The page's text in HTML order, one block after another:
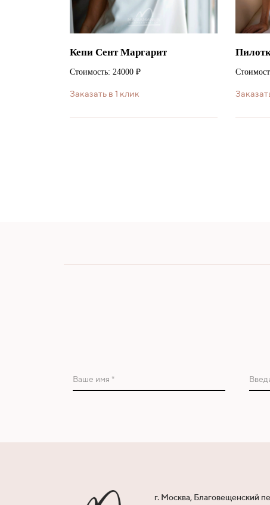
Кепи Сент Маргарит
Стоимость: 24000 ₽
Заказать в 1 клик
Ваше имя *
г. Москва, Благовещенский